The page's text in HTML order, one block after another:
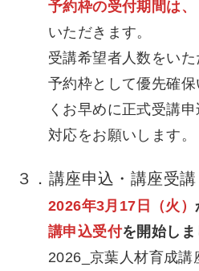
予約枠の受付期間は
いただきます。
受講希望者人数をいた
予約枠として優先確
くお早めに正式受講
対応をお願いします。
３．講座申込・講座受講
2026年3月17日（火）
講申込受付を開始しま
2026_京葉人材育成